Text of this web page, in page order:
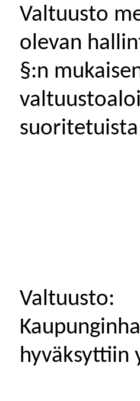
Valtuusto
olevan
§:n
Valtuusto:
hyväksyttiin